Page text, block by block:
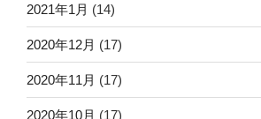
2021年1月 (14)
2020年12月 (17)
2020年11月 (17)
2020年10月 (17)